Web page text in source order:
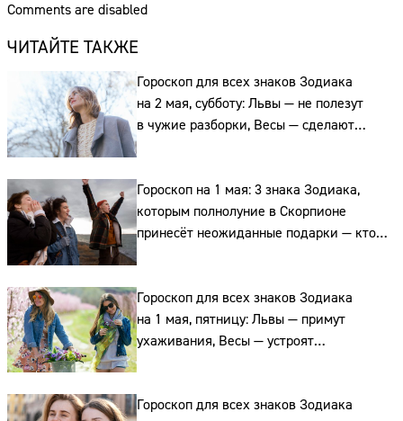
Comments are disabled
ЧИТАЙТЕ ТАКЖЕ
Гороскоп для всех знаков Зодиака
на 2 мая, субботу: Львы — не полезут
в чужие разборки, Весы — сделают
выбор, а, а Рыбы выскажут обиды
Гороскоп на 1 мая: 3 знака Зодиака,
которым полнолуние в Скорпионе
принесёт неожиданные подарки — кто
Гороскоп для всех знаков Зодиака
на 1 мая, пятницу: Львы — примут
ухаживания, Весы — устроят
романтический ужин, а Водолеи —
Гороскоп для всех знаков Зодиака